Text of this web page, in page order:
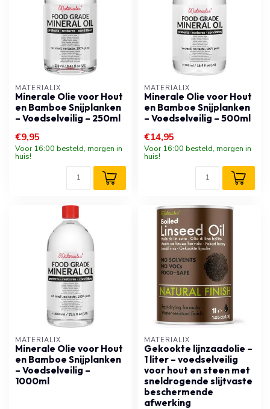
MATERIALIX
Minerale Olie voor Hout
en Bamboe Snijplanken
– Voedselveilig – 250ml
€9,95
Voor 16:00 besteld, morgen in
huis!
MATERIALIX
Minerale Olie voor Hout
en Bamboe Snijplanken
– Voedselveilig – 500ml
€14,95
Voor 16:00 besteld, morgen in
huis!
MATERIALIX
Minerale Olie voor Hout
en Bamboe Snijplanken
– Voedselveilig –
1000ml
MATERIALIX
Gekookte lijnzaadolie –
1 liter – voedselveilig
voor hout en steen met
sneldrogende slijtvaste
beschermende
afwerking